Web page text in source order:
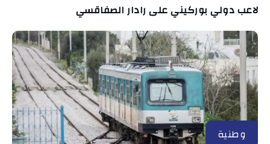
لاعب دولي بوركيني على رادار الصفاقسي
وطنية